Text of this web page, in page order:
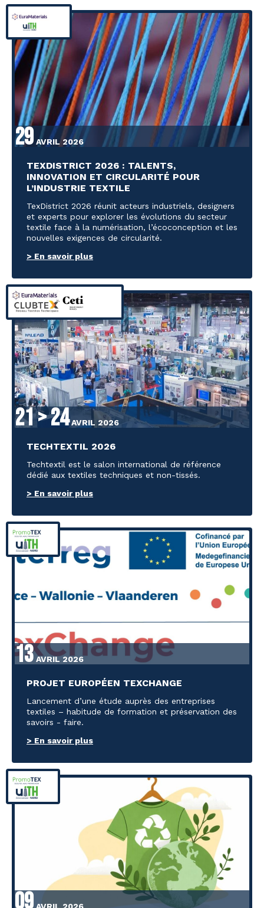
29 AVRIL 2026
TEXDISTRICT 2026 : TALENTS,
INNOVATION ET CIRCULARITÉ POUR
L’INDUSTRIE TEXTILE
TexDistrict 2026 réunit acteurs industriels, designers
et experts pour explorer les évolutions du secteur
textile face à la numérisation, l’écoconception et les
nouvelles exigences de circularité.
> En savoir plus
21 > 24AVRIL 2026
TECHTEXTIL 2026
Techtextil est le salon international de référence
dédié aux textiles techniques et non-tissés.
> En savoir plus
13 AVRIL 2026
PROJET EUROPÉEN TEXCHANGE
Lancement d’une étude auprès des entreprises
textiles – habitude de formation et préservation des
savoirs - faire.
> En savoir plus
09